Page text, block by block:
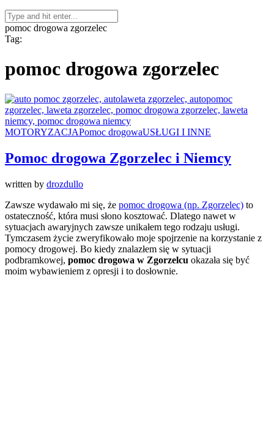
pomoc drogowa zgorzelec
Tag:
pomoc drogowa zgorzelec
MOTORYZACJAPomoc drogowaUSŁUGI I INNE
Pomoc drogowa Zgorzelec i Niemcy
written by drozdullo
Zawsze wydawało mi się, że pomoc drogowa (np. Zgorzelec) to
ostateczność, która musi słono kosztować. Dlatego nawet w
sytuacjach awaryjnych zawsze unikałem tego rodzaju usługi.
Tymczasem życie zweryfikowało moje spojrzenie na korzystanie z
pomocy drogowej. Bo kiedy znalazłem się w sytuacji
podbramkowej, pomoc drogowa w Zgorzelcu okazała się być
moim wybawieniem z opresji i to dosłownie.